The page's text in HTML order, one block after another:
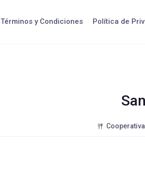
Términos y Condiciones Política de